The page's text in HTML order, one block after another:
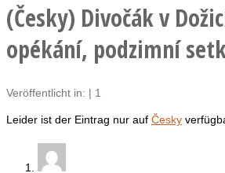
(Česky) Divočák v
opékání, podzimní
Veröffentlicht in: | 1
Leider ist der Eintrag nur auf Česky